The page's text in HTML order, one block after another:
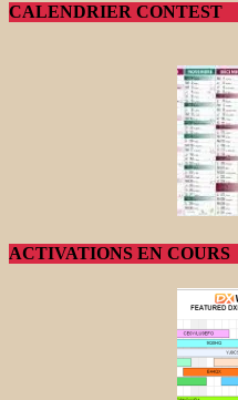
CALENDRIER CONTEST
ACTIVATIONS EN COURS